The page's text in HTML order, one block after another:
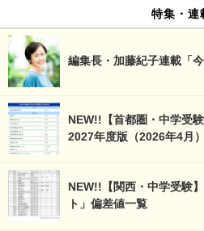
特集・連
編集長・加藤紀子連載「
NEW!!【首都圏・中学受
2027年度版（2026年4月）
NEW!!【関西・中学受験
ト」偏差値一覧